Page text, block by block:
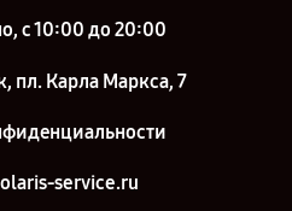
с 10:00 до 20:00
пл. Карла Маркса, 7
service.ru